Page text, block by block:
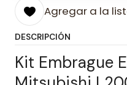
Agregar a la
DESCRIPCIÓN
Kit Embrague